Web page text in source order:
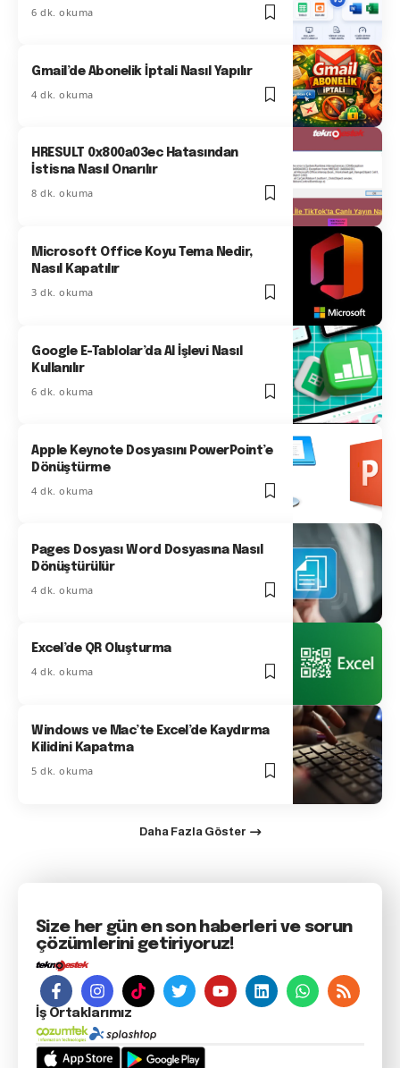
6 dk. okuma
Gmail’de Abonelik İptali Nasıl Yapılır
4 dk. okuma
HRESULT 0x800a03ec Hatasından
İstisna Nasıl Onarılır
8 dk. okuma
Microsoft Office Koyu Tema Nedir,
Nasıl Kapatılır
3 dk. okuma
Google E-Tablolar’da AI İşlevi Nasıl
Kullanılır
6 dk. okuma
Apple Keynote Dosyasını PowerPoint’e
Dönüştürme
4 dk. okuma
Pages Dosyası Word Dosyasına Nasıl
Dönüştürülür
4 dk. okuma
Excel’de QR Oluşturma
4 dk. okuma
Windows ve Mac’te Excel’de Kaydırma
Kilidini Kapatma
5 dk. okuma
Daha Fazla Göster
Size her gün en son haberleri ve sorun
çözümlerini getiriyoruz!
İş Ortaklarımız